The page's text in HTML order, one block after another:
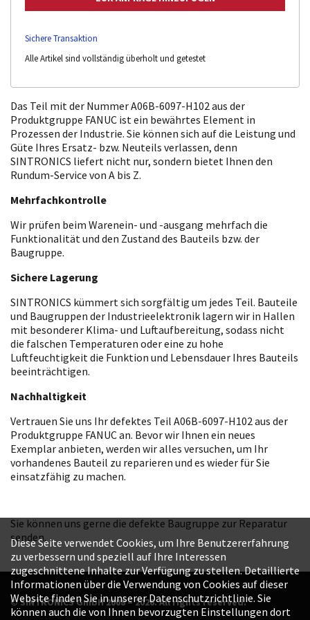
Sichere Transaktion
Alle Artikel sind vollständig überholt und getestet
Das Teil mit der Nummer A06B-6097-H102 aus der
Produktgruppe FANUC ist ein bewährtes Element in
Prozessen der Industrie. Sie können sich auf die Leistung und
Güte Ihres Ersatz- bzw. Neuteils verlassen, denn
SINTRONICS liefert nicht nur, sondern bietet Ihnen den
Rundum-Service von A bis Z.
Mehrfachkontrolle
Wir prüfen beim Warenein- und -ausgang mehrfach die
Funktionalität und den Zustand des Bauteils bzw. der
Baugruppe.
Sichere Lagerung
SINTRONICS kümmert sich sorgfältig um jedes Teil. Bauteile
und Baugruppen der Industrieelektronik lagern wir in Hallen
mit besonderer Klima- und Luftaufbereitung, sodass nicht
die falschen Temperaturen oder eine zu hohe
Luftfeuchtigkeit die Funktion und Lebensdauer Ihres Bauteils
beeinträchtigen.
Nachhaltigkeit
Vertrauen Sie uns Ihr defektes Teil A06B-6097-H102 aus der
Produktgruppe FANUC an. Bevor wir Ihnen ein neues
Exemplar anbieten, werden wir alles versuchen, um Ihr
vorhandenes Bauteil zu reparieren und es wieder für Sie
einsatzfähig zu machen.
Sie können uns gerne die defekte Baugruppe zur Reparatur
senden.
© SINTRONICS GmbH 2008 – 2026. All rights reserved.
Diese Seite verwendet Cookies, um Ihre Benutzererfahrung
zu verbessern und speziell auf Ihre Interessen
zugeschnittene Inhalte zur Verfügung zu stellen. Detaillierte
Informationen über die Verwendung von Cookies auf dieser
Website finden Sie in unserer Datenschutzrichtlinie. Sie
können auch die von Ihnen bevorzugten Einstellungen dort